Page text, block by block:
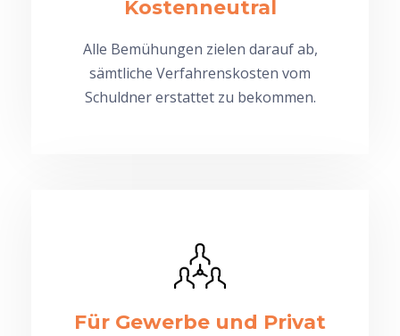
Kostenneutral
Alle Bemühungen zielen darauf ab,
sämtliche Verfahrenskosten vom
Schuldner erstattet zu bekommen.
Für Gewerbe und Privat